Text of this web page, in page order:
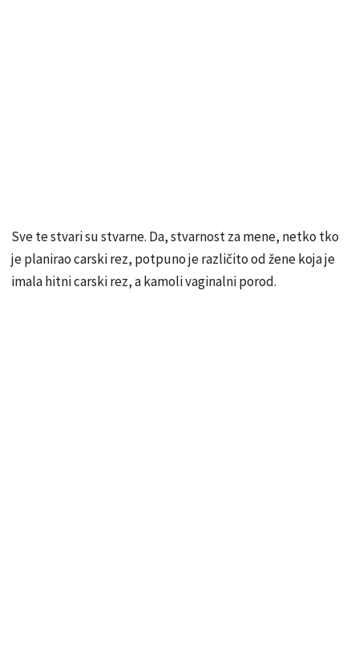
Sve te stvari su stvarne. Da, stvarnost za mene, netko tko
je planirao carski rez, potpuno je različito od žene koja je
imala hitni carski rez, a kamoli vaginalni porod.